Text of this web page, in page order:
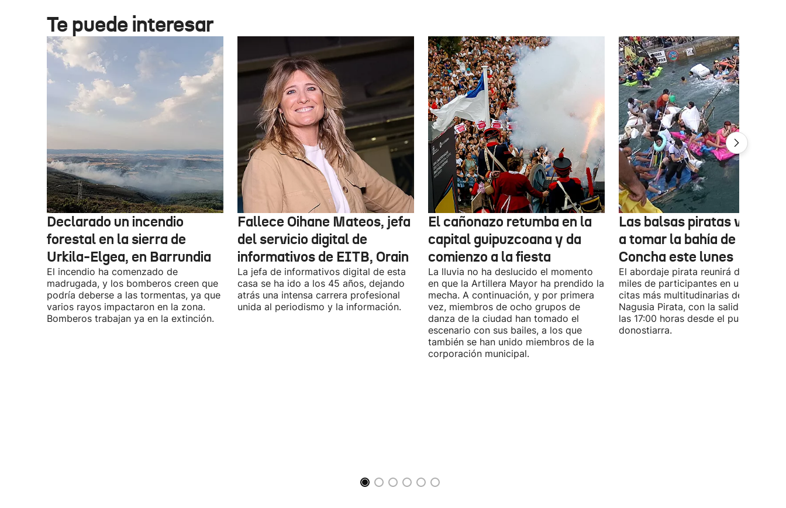
Te puede interesar
Declarado un incendio
forestal en la sierra de
Urkila-Elgea, en Barrundia
El incendio ha comenzado de
madrugada, y los bomberos creen que
podría deberse a las tormentas, ya que
varios rayos impactaron en la zona.
Bomberos trabajan ya en la extinción.
Fallece Oihane Mateos, jefa
del servicio digital de
informativos de EITB, Orain
La jefa de informativos digital de esta
casa se ha ido a los 45 años, dejando
atrás una intensa carrera profesional
unida al periodismo y la información.
El cañonazo retumba en la
capital guipuzcoana y da
comienzo a la fiesta
La lluvia no ha deslucido el momento
en que la Artillera Mayor ha prendido la
mecha. A continuación, y por primera
vez, miembros de ocho grupos de
danza de la ciudad han tomado el
escenario con sus bailes, a los que
también se han unido miembros de la
corporación municipal.
Las balsas piratas
a tomar la bahía de La
Concha este lunes
El abordaje pirata reunirá de nuevo a
miles de participantes en una de las
citas más multitudinarias de la Aste
Nagusia Pirata, con la salida prevista
las 17:00 horas desde el puerto
donostiarra.